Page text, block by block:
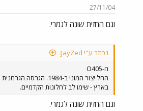
27/11/04
וגם החזית שונה לגמרי.
נכתב ע"י JayZed:
ה-O405
החל יצור המוני ב-1984.
בארץ - שימו לב לחלונות הקדמיים.
וגם החזית שונה לגמרי.